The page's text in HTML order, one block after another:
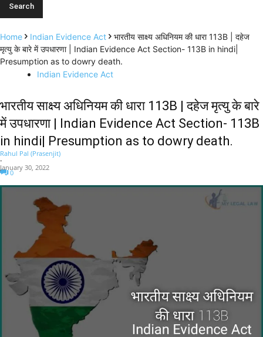
Home Indian Evidence Act
भारतीय साक्ष्य अधिनियम की धारा 113B | दहेज
मृत्यु के बारे में उपधारणा | Indian Evidence Act Section- 113B in hindi|
Presumption as to dowry death.
Indian Evidence Act
भारतीय साक्ष्य अधिनियम की धारा 113B | दहेज मृत्यु के बारे
में उपधारणा | Indian Evidence Act Section- 113B
in hindi| Presumption as to dowry death.
Rahul Pal (Prasenjit)
-
January 30, 2022
0